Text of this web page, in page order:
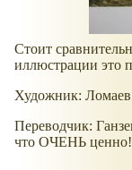
Стоит
иллюстрации это
Художник:
Переводчик:
что ОЧЕНЬ ценно!